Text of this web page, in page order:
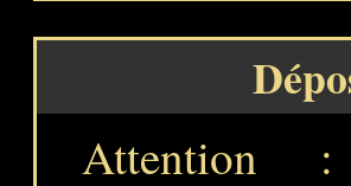
Attention :